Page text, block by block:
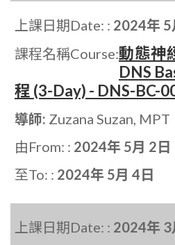
上課日期Date: : 2024年 5
課程名稱Course:動態神
DNS
程 (3-Day) - DNS-BC-
導師: Zuzana Suzan, MPT
由From: : 2024年 5月 2日
至To: : 2024年 5月 4日
上課日期Date: : 2024年 3